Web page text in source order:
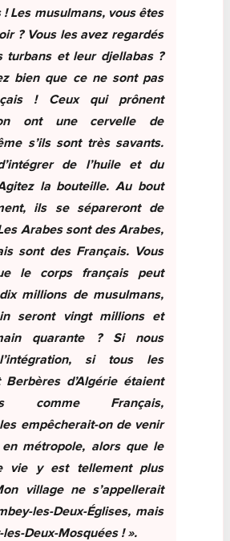
! Les musulmans, vous êtes
? Vous les avez regardés
turbans et leur djellabas ?
bien que ce ne sont pas
! Ceux qui prônent
ont une cervelle de
s’ils sont très savants.
de l’huile et du
la bouteille. Au bout
ils se sépareront de
Arabes sont des Arabes,
sont des Français. Vous
le corps français peut
millions de musulmans,
seront vingt millions et
quarante ? Si nous
si tous les
d’Algérie étaient
comme Français,
empêcherait-on de venir
en métropole, alors que le
vie y est tellement plus
village ne s’appellerait
les-Deux-Églises, mais
Deux-Mosquées ! ».